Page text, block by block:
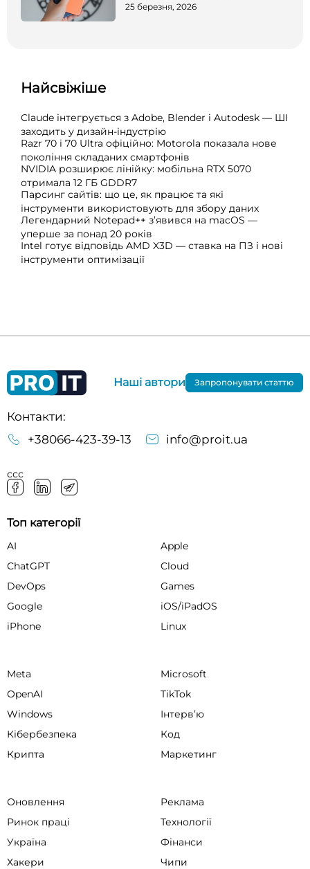
25 березня, 2026
Найсвіжіше
Claude інтегрується з Adobe, Blender і Autodesk — ШІ
заходить у дизайн-індустрію
Razr 70 і 70 Ultra офіційно: Motorola показала нове
покоління складаних смартфонів
NVIDIA розширює лінійку: мобільна RTX 5070
отримала 12 ГБ GDDR7
Парсинг сайтів: що це, як працює та які
інструменти використовують для збору даних
Легендарний Notepad++ з’явився на macOS —
уперше за понад 20 років
Intel готує відповідь AMD X3D — ставка на ПЗ і нові
інструменти оптимізації
Контакти:
+38066-423-39-13
info@proit.ua
ссс
Наші автори Запропонувати статтю
Топ категорії
AI
Apple
ChatGPT
Cloud
DevOps
Games
Google
iOS/iPadOS
iPhone
Linux
Meta
Microsoft
OpenAI
TikTok
Windows
Інтервʼю
Кібербезпека
Код
Крипта
Маркетинг
Оновлення
Реклама
Ринок праці
Технології
Україна
Фінанси
Хакери
Чипи